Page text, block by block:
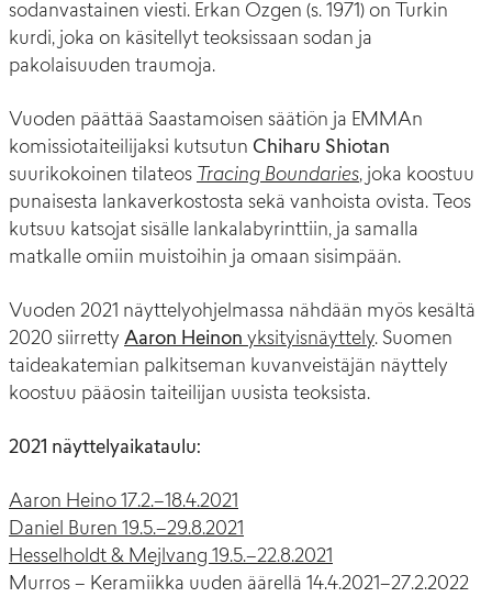
sodanvastainen viesti. Erkan Özgen (s. 1971) on Turkin
kurdi, joka on käsitellyt teoksissaan sodan ja
pakolaisuuden traumoja.
Vuoden päättää Saastamoisen säätiön ja EMMAn
komissiotaiteilijaksi kutsutun Chiharu Shiotan
suurikokoinen tilateos Tracing Boundaries, joka koostuu
punaisesta lankaverkostosta sekä vanhoista ovista. Teos
kutsuu katsojat sisälle lankalabyrinttiin, ja samalla
matkalle omiin muistoihin ja omaan sisimpään.
Vuoden 2021 näyttelyohjelmassa nähdään myös kesältä
2020 siirretty Aaron Heinon yksityisnäyttely. Suomen
taideakatemian palkitseman kuvanveistäjän näyttely
koostuu pääosin taiteilijan uusista teoksista.
2021 näyttelyaikataulu:
Aaron Heino 17.2.–18.4.2021
Daniel Buren 19.5.–29.8.2021
Hesselholdt & Mejlvang 19.5.–22.8.2021
Murros – Keramiikka uuden äärellä 14.4.2021–27.2.2022